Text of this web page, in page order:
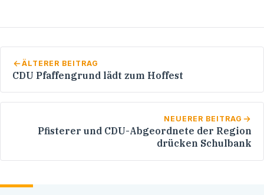
ÄLTERER BEITRAG
CDU Pfaffengrund lädt zum Hoffest
NEUERER BEITRAG
Pfisterer und CDU-Abgeordnete der Region
drücken Schulbank